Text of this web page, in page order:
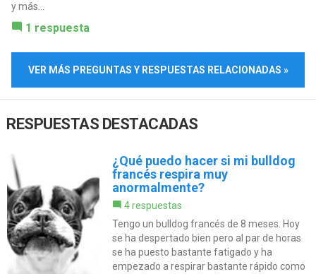
y más...
1 respuesta
VER MÁS PREGUNTAS Y RESPUESTAS RELACIONADAS »
RESPUESTAS DESTACADAS
¿Qué puedo hacer si mi bulldog
francés respira muy
anormalmente?
4 respuestas
Tengo un bulldog francés de 8 meses. Hoy
se ha despertado bien pero al par de horas
se ha puesto bastante fatigado y ha
empezado a respirar bastante rápido como